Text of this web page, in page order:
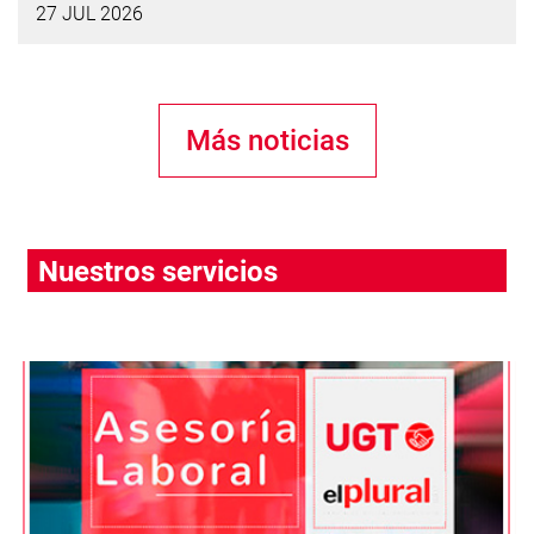
27 JUL 2026
Más noticias
Nuestros servicios